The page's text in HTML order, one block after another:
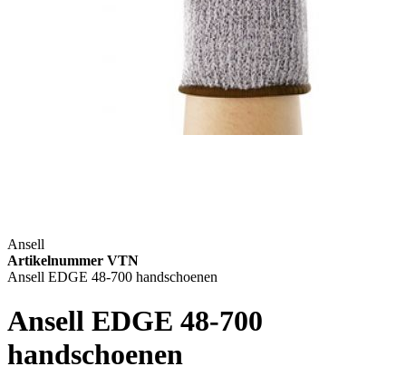
Ansell
Artikelnummer VTN
Ansell EDGE 48-700 handschoenen
Ansell EDGE 48-700
handschoenen